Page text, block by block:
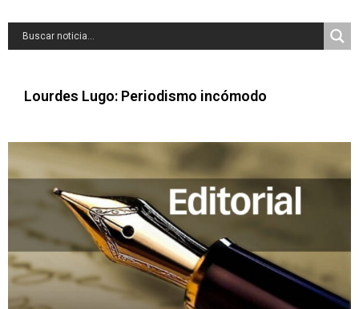
Lourdes Lugo: Periodismo incómodo